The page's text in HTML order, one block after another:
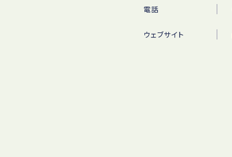
電話
ウェブサイト